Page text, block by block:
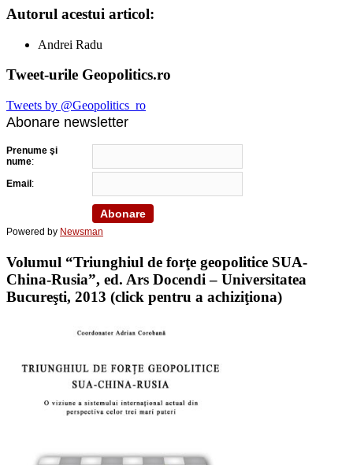
Autorul acestui articol:
Andrei Radu
Tweet-urile Geopolitics.ro
Tweets by @Geopolitics_ro
Abonare newsletter
Prenume şi
nume:
Email :
Powered by Newsman
Volumul “Triunghiul de forţe geopolitice SUA-
China-Rusia”, ed. Ars Docendi – Universitatea
Bucureşti, 2013 (click pentru a achiziţiona)